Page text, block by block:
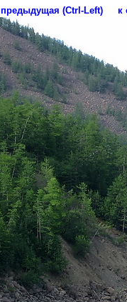
предыдущая (Ctrl-Left) к